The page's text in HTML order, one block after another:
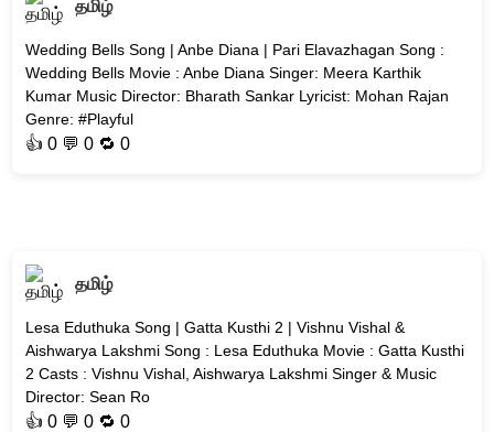
தமிழ்
Wedding Bells Song | Anbe Diana | Pari Elavazhagan Song :
Wedding Bells Movie : Anbe Diana Singer: Meera Karthik
Kumar Music Director: Bharath Sankar Lyricist: Mohan Rajan
Genre: #Playful
👍0 💬 0 🔁0
தமிழ்
Lesa Eduthuka Song | Gatta Kusthi 2 | Vishnu Vishal &
Aishwarya Lakshmi Song : Lesa Eduthuka Movie : Gatta Kusthi
2 Casts : Vishnu Vishal, Aishwarya Lakshmi Singer & Music
Director: Sean Ro
👍0 💬 0 🔁0